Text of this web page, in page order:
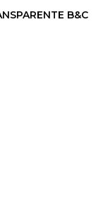
B&C